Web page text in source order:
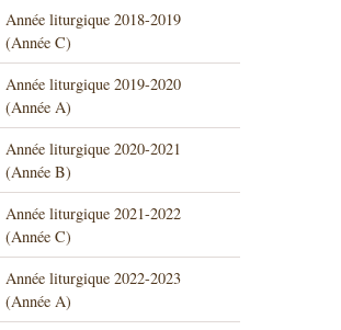
Année liturgique 2018-2019
(Année C)
Année liturgique 2019-2020
(Année A)
Année liturgique 2020-2021
(Année B)
Année liturgique 2021-2022
(Année C)
Année liturgique 2022-2023
(Année A)